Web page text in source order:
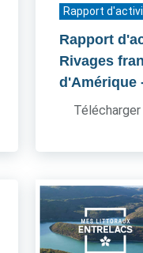
Rapport
Rapport
Rivages
d'Amérique